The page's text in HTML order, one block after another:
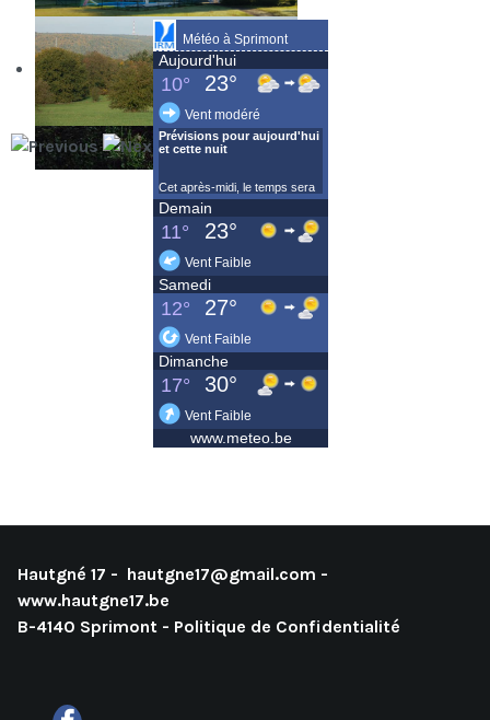
Hautgné 17 - hautgne17@gmail.com -
www.hautgne17.be
B-4140 Sprimont - Politique de Confidentialité